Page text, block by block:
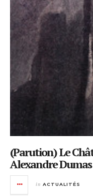
(Parution) Le
Alexandre Dumas
in ACTUALITÉS